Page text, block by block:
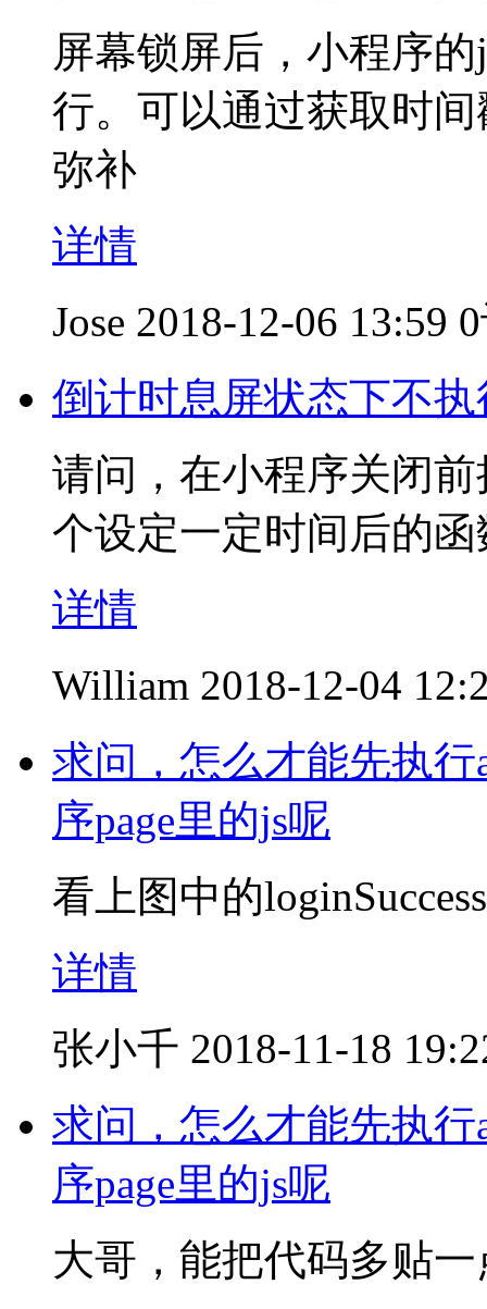
屏幕锁屏后，小程序
行。可以通过获取时
弥补
详情
Jose 2018-12-06 13:59
倒计时息屏状态下不
请问，在小程序关闭
个设定一定时间后的
详情
William 2018-12-04
求问，怎么才能先执
序page里的js呢
看上图中的
详情
张小千 2018-11-18
求问，怎么才能先执
序page里的js呢
大哥，能把代码多贴一